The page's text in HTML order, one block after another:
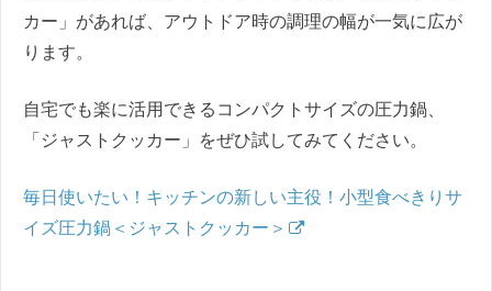
カー」があれば、アウトドア時の調理の幅が一気に広が
ります。
自宅でも楽に活用できるコンパクトサイズの圧力鍋、
「ジャストクッカー」をぜひ試してみてください。
毎日使いたい！キッチンの新しい主役！小型食べきりサ
イズ圧力鍋＜ジャストクッカー＞